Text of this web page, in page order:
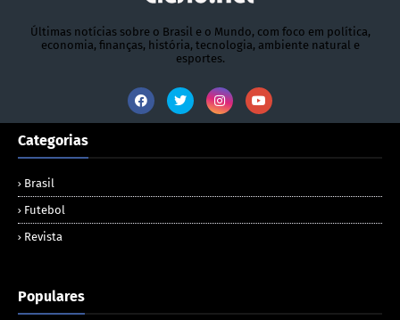
Últimas notícias sobre o Brasil e o Mundo, com foco em política,
economia, finanças, história, tecnologia, ambiente natural e
esportes.
Categorias
Brasil
Futebol
Revista
Populares